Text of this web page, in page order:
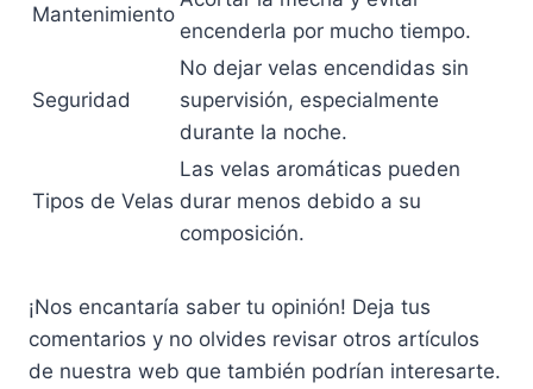
Mantenimiento
encenderla por mucho tiempo.
Seguridad
No dejar velas encendidas sin
supervisión, especialmente
durante la noche.
Tipos de Velas
Las velas aromáticas pueden
durar menos debido a su
composición.
¡Nos encantaría saber tu opinión! Deja tus
comentarios y no olvides revisar otros artículos
de nuestra web que también podrían interesarte.